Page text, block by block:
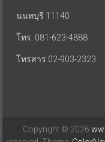
นนทบุรี 11140
โทร. 081-623-4888
โทรสาร 02-903-2323
Copyright © 2026